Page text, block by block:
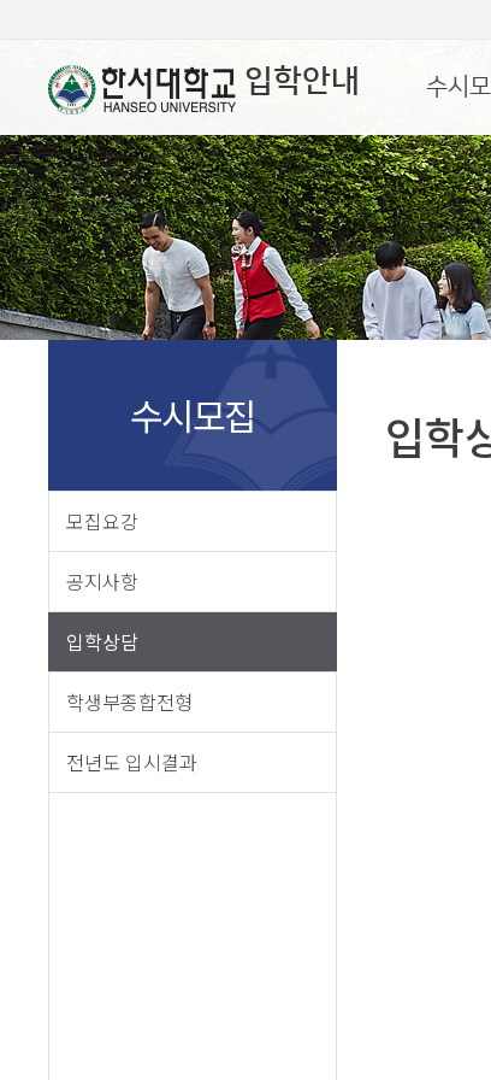
입학안내 수시
수시모집
모집요강
공지사항
입학상담
학생부종합전형
전년도 입시결과
입학